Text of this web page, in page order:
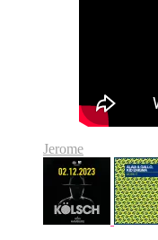
Jerome